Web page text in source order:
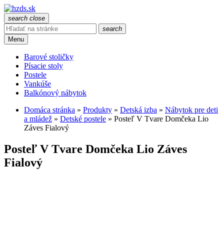
search close
search
Menu
Barové stoličky
Písacie stoly
Postele
Vankúše
Balkónový nábytok
Domáca stránka » Produkty » Detská izba » Nábytok pre deti
a mládež » Detské postele » Posteľ V Tvare Domčeka Lio
Záves Fialový
Posteľ V Tvare Domčeka Lio Záves
Fialový